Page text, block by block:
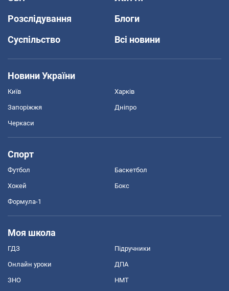
Розслідування
Блоги
Суспільство
Всі новини
Новини України
Київ Харків
Запоріжжя Дніпро
Черкаси
Спорт
Футбол Баскетбол
Хокей Бокс
Формула-1
Моя школа
ГДЗ Підручники
Онлайн уроки ДПА
ЗНО НМТ